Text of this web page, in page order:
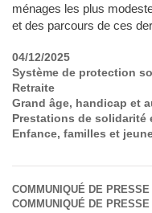
ménages les plus
et des parcours de ces
04/12/2025
Système de protection
Retraite
Grand âge, handicap et
Prestations de solidarité
Enfance, familles et
COMMUNIQUÉ DE PRESSE
COMMUNIQUÉ DE PRESSE